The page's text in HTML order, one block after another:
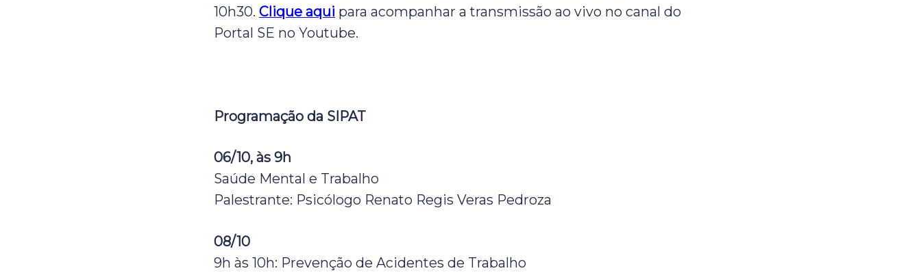
10h30. Clique aqui para acompanhar a transmissão ao vivo no canal do
Portal SE no Youtube.
Programação da SIPAT
06/10, às 9h
Saúde Mental e Trabalho
Palestrante: Psicólogo Renato Regis Veras Pedroza
08/10
9h às 10h: Prevenção de Acidentes de Trabalho